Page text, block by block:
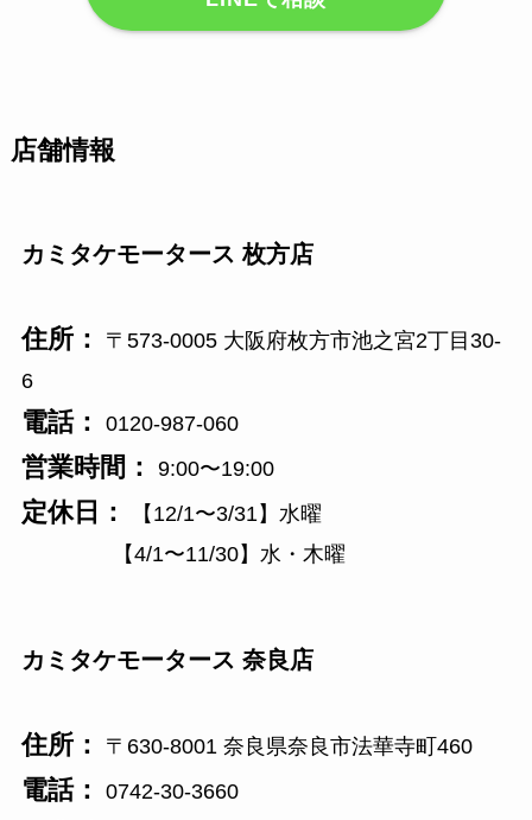
店舗情報
カミタケモータース 枚方店
住所：
〒573-0005 大阪府枚方市池之宮2丁目30-
6
電話： 0120-987-060
営業時間： 9:00〜19:00
定休日：
【12/1〜3/31】水曜
【4/1〜11/30】水・木曜
カミタケモータース 奈良店
住所： 〒630-8001 奈良県奈良市法華寺町460
電話： 0742-30-3660